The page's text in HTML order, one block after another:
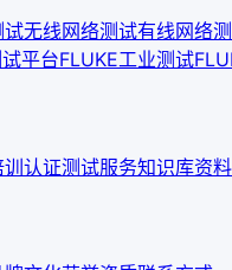
试无线网络测试有线网络
平台FLUKE工业测试
训认证测试服务知识库资